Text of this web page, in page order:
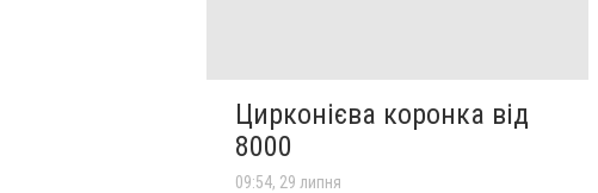
Цирконієва коронка від
8000
09:54, 29 липня